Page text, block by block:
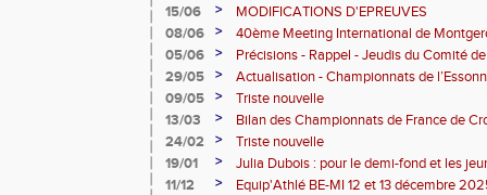
15/06
>
MODIFICATIONS D'EPREUVES
08/06
>
40ème Meeting International de
05/06
>
Précisions - Rappel - Jeudis du Comité
29/05
>
Actualisation - Championnats de
Montgeron
09/05 >
Triste nouvelle
13/03
>
Bilan des Championnats de France de
24/02
>
Triste nouvelle
19/01
>
Julia Dubois : pour le demi-fond et les
11/12
>
Equip'Athlé BE-MI 12 et 13 décembre